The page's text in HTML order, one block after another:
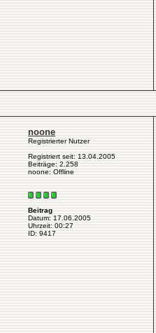
noone
Registrierter Nutzer
Registriert seit: 13.04.2005
Beiträge: 2.258
noone: Offline
Beitrag
Datum: 17.06.2005
Uhrzeit: 00:27
ID: 9417